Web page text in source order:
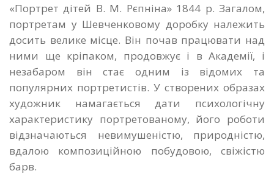
«Портрет дітей В. М. Рєпніна» 1844 р. Загалом,
портретам у Шевченковому доробку належить
досить велике місце. Він почав працювати над
ними ще кріпаком, продовжує і в Академії, і
незабаром він стає одним із відомих та
популярних портретистів. У створених образах
художник намагається дати психологічну
характеристику портретованому, його роботи
відзначаються невимушеністю, природністю,
вдалою композиційною побудовою, свіжістю
барв.